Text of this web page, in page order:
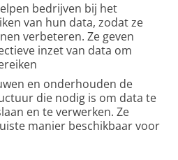
bedrijven bij het
van hun data, zodat ze
verbeteren. Ze geven
inzet van data om
en onderhouden de
die nodig is om data te
en te verwerken. Ze
manier beschikbaar voor